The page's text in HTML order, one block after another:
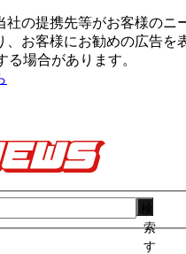
社の提携先等がお客様のニ
、お客様にお勧めの広告を
る場合があります。
索
す